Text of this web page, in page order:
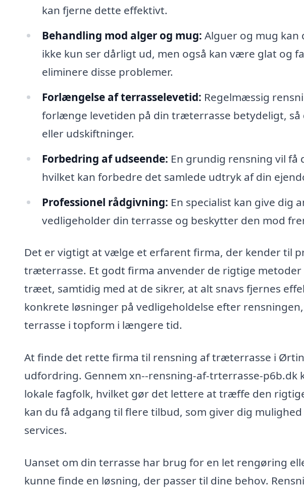
kan fjerne dette effektivt.
Behandling mod alger og mug: Alguer og mug
ikke kun ser dårligt ud, men også kan være glat og
eliminere disse problemer.
Forlængelse af terrasselevetid: Regelmæssig
forlænge levetiden på din træterrasse betydeligt,
eller udskiftninger.
Forbedring af udseende: En grundig rensning vil få
hvilket kan forbedre det samlede udtryk af din
Professionel rådgivning: En specialist kan give dig
vedligeholder din terrasse og beskytter den mod
Det er vigtigt at vælge et erfarent firma, der kender til
træterrasse. Et godt firma anvender de rigtige
træet, samtidig med at de sikrer, at alt snavs fjernes
konkrete løsninger på vedligeholdelse efter
terrasse i topform i længere tid.
At finde det rette firma til rensning af træterrasse i
udfordring. Gennem xn--rensning-af-trterrasse-p6b.dk
lokale fagfolk, hvilket gør det lettere at træffe den
kan du få adgang til flere tilbud, som giver dig
services.
Uanset om din terrasse har brug for en let rengøring
kunne finde en løsning, der passer til dine behov.